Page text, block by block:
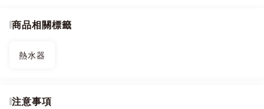
退換貨須知：
商品到貨隔日享7天鑑賞(猶豫)期之權益【鑑賞(猶豫)期非試用
權限。
商品相關標籤
熱水器
注意事項